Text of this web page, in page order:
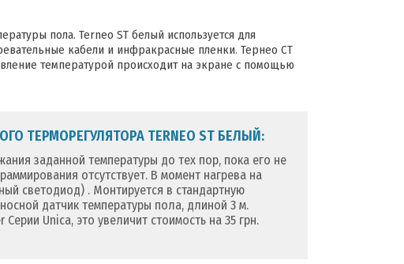
пола. Terneo ST белый используется для
кабели и инфракрасные пленки. Тернео СТ
температурой происходит на экране с помощью
ТЕРМОРЕГУЛЯТОРА TERNEO ST БЕЛЫЙ:
заданной температуры до тех пор, пока его не
отсутствует. В момент нагрева на
светодиод) . Монтируется в стандартную
датчик температуры пола, длиной 3 м.
Unica, это увеличит стоимость на 35 грн.